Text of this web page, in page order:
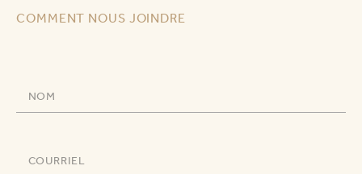
COMMENT NOUS JOINDRE